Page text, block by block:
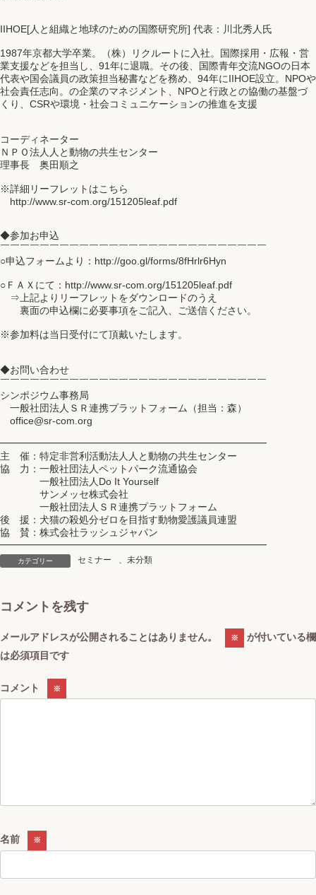
IIHOE[人と組織と地球のための国際研究所] 代表：川北秀人氏
1987年京都大学卒業。（株）リクルートに入社。国際採用・広報・営
業支援などを担当し、91年に退職。その後、国際青年交流NGOの日本
代表や国会議員の政策担当秘書などを務め、94年にIIHOE設立。NPOや
社会責任志向。の企業のマネジメント、NPOと行政との協働の基盤づ
くり、CSRや環境・社会コミュニケーションの推進を支援
コーディネーター
ＮＰＯ法人人と動物の共生センター
理事長 奥田順之
※詳細リーフレットはこちら
http://www.sr-com.org/151205leaf.pdf
◆参加お申込
￣￣￣￣￣￣￣￣￣￣￣￣￣￣￣￣￣￣￣￣￣￣￣￣￣￣￣
○申込フォームより：http://goo.gl/forms/8fHrlr6Hyn
○ＦＡＸにて：http://www.sr-com.org/151205leaf.pdf
⇒上記よりリーフレットをダウンロードのうえ
裏面の申込欄に必要事項をご記入、ご送信ください。
※参加料は当日受付にて頂戴いたします。
◆お問い合わせ
￣￣￣￣￣￣￣￣￣￣￣￣￣￣￣￣￣￣￣￣￣￣￣￣￣￣￣
シンポジウム事務局
一般社団法人ＳＲ連携プラットフォーム（担当：森）
office@sr-com.org
━━━━━━━━━━━━━━━━━━━━━━━━━━━
主 催：特定非営利活動法人人と動物の共生センター
協 力：一般社団法人ペットパーク流通協会
一般社団法人Do It Yourself
サンメッセ株式会社
一般社団法人ＳＲ連携プラットフォーム
後 援：犬猫の殺処分ゼロを目指す動物愛護議員連盟
協 賛：株式会社ラッシュジャパン
━━━━━━━━━━━━━━━━━━━━━━━━━━━
カテゴリー セミナー 、 未分類
コメントを残す
メールアドレスが公開されることはありません。 ※
が付いている欄
は必須項目です
コメント ※
名前 ※